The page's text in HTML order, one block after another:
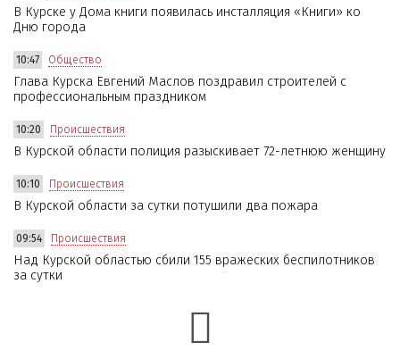
В Курске у Дома книги появилась инсталляция «Книги» ко
Дню города
10:47 Общество
Глава Курска Евгений Маслов поздравил строителей с
профессиональным праздником
10:20 Происшествия
В Курской области полиция разыскивает 72-летнюю женщину
10:10 Происшествия
В Курской области за сутки потушили два пожара
09:54 Происшествия
Над Курской областью сбили 155 вражеских беспилотников
за сутки